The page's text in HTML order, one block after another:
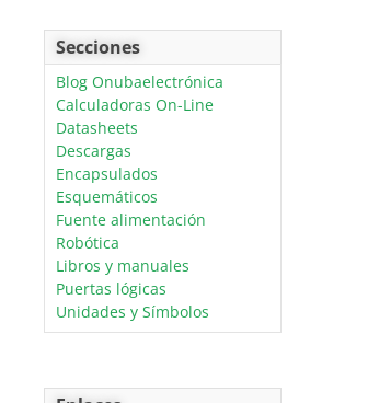
Secciones
Blog Onubaelectrónica
Calculadoras On-Line
Datasheets
Descargas
Encapsulados
Esquemáticos
Fuente alimentación
Robótica
Libros y manuales
Puertas lógicas
Unidades y Símbolos